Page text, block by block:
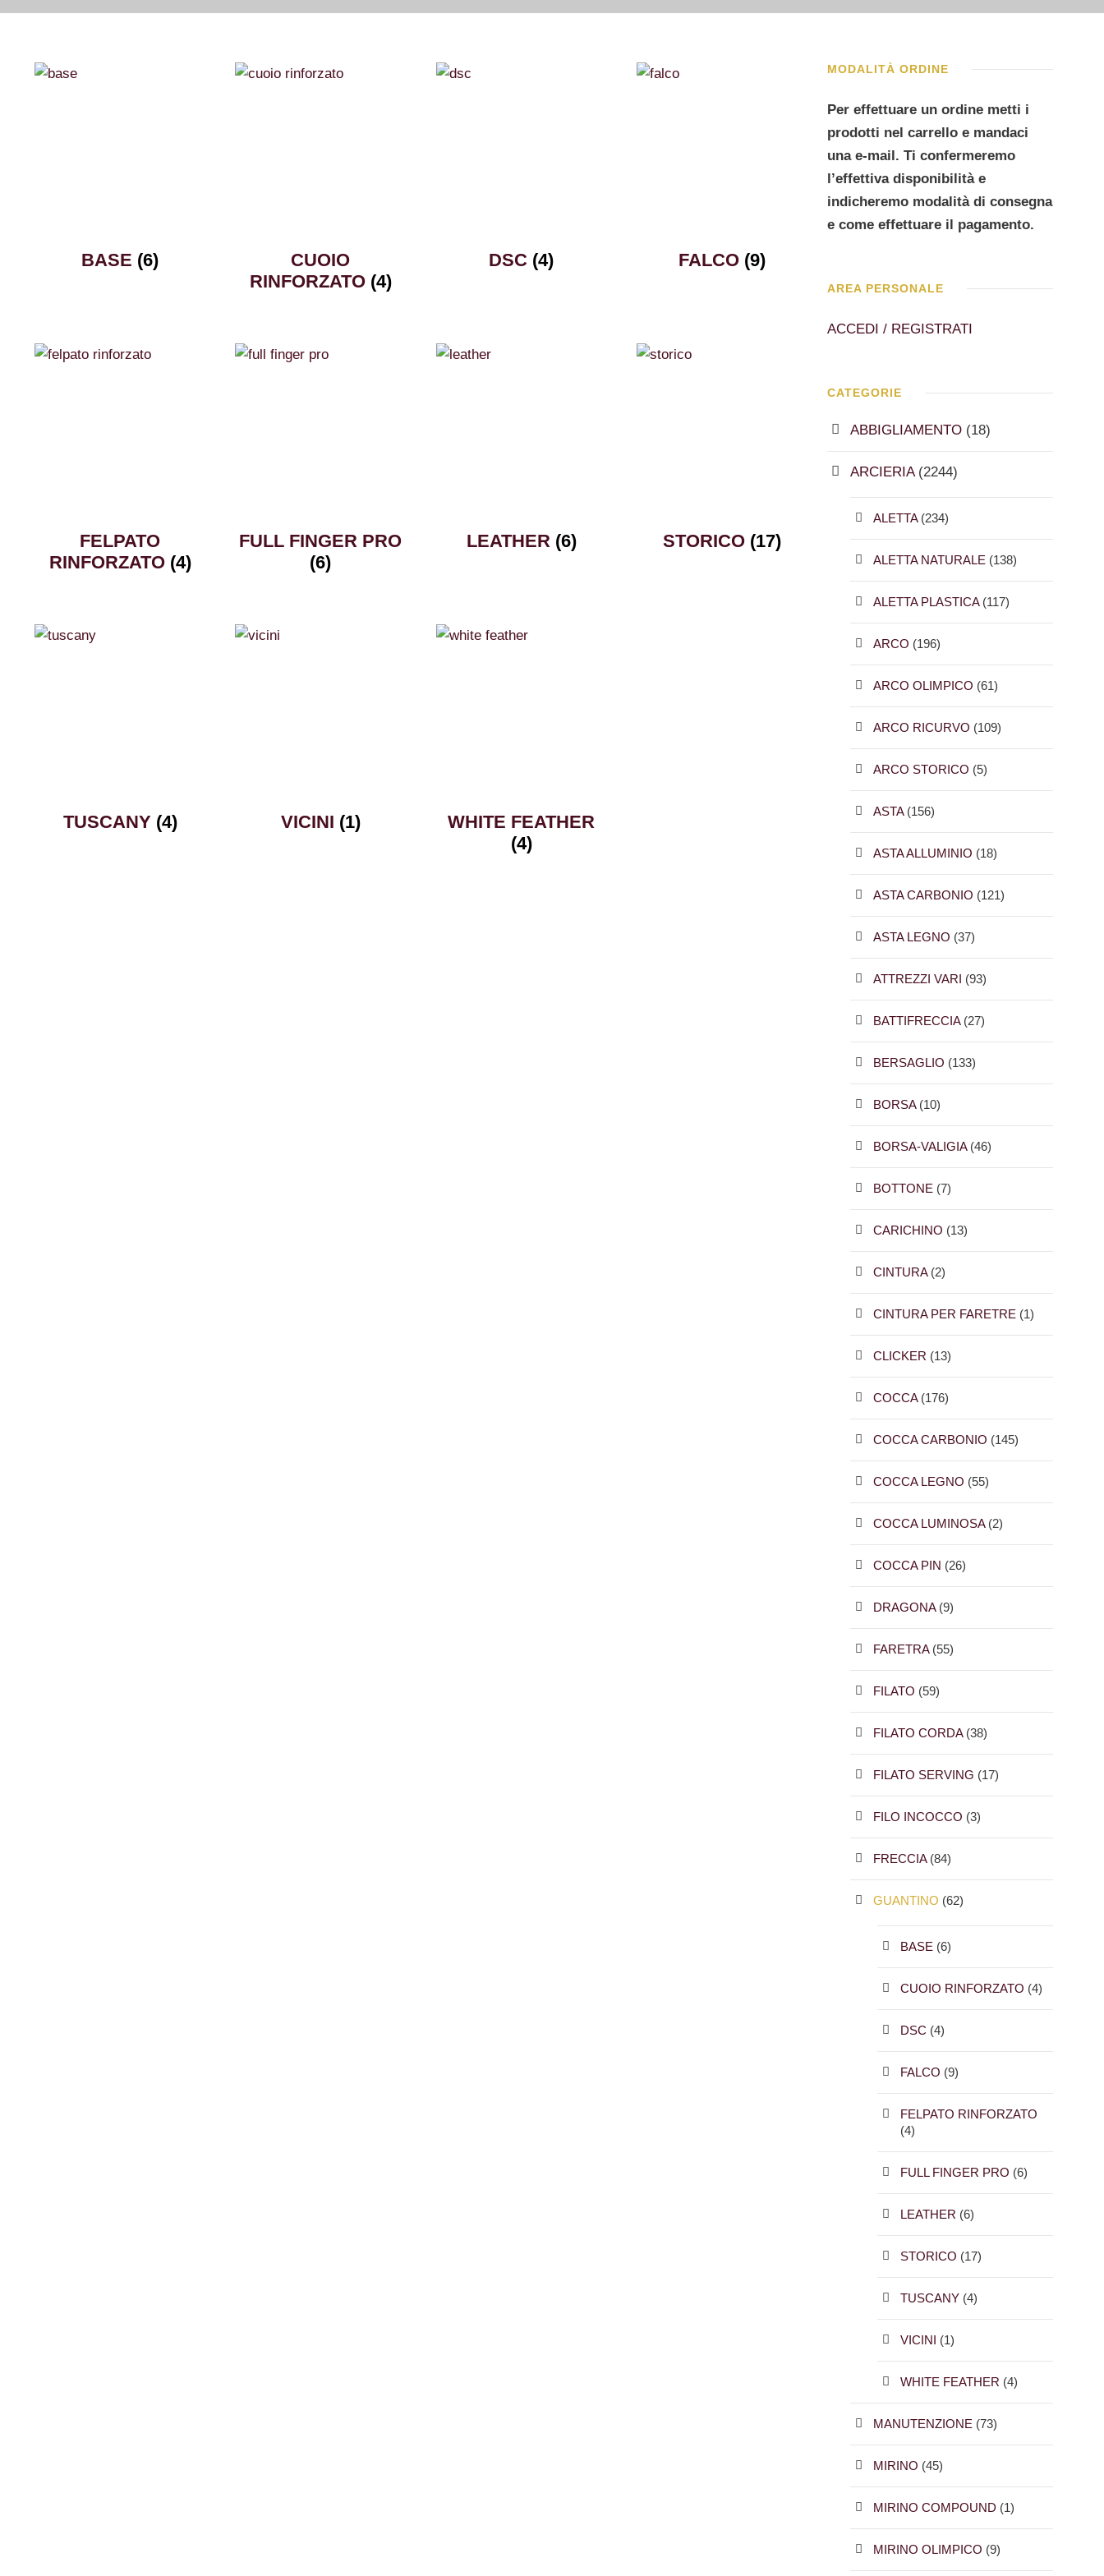
BASE (6)
CUOIO
RINFORZATO (4)
DSC (4) FALCO (9)
FELPATO
RINFORZATO (4)
FULL FINGER PRO
(6)
LEATHER (6) STORICO (17)
TUSCANY (4) VICINI (1)
WHITE FEATHER
(4)
MODALITÀ ORDINE
Per effettuare un ordine metti i
prodotti nel carrello e mandaci
una e-mail. Ti confermeremo
l’effettiva disponibilità e
indicheremo modalità di consegna
e come effettuare il pagamento.
AREA PERSONALE
ACCEDI / REGISTRATI
CATEGORIE
ABBIGLIAMENTO (18)
ARCIERIA (2244)
ALETTA (234)
ALETTA NATURALE (138)
ALETTA PLASTICA (117)
ARCO (196)
ARCO OLIMPICO (61)
ARCO RICURVO (109)
ARCO STORICO (5)
ASTA (156)
ASTA ALLUMINIO (18)
ASTA CARBONIO (121)
ASTA LEGNO (37)
ATTREZZI VARI (93)
BATTIFRECCIA (27)
BERSAGLIO (133)
BORSA (10)
BORSA-VALIGIA (46)
BOTTONE (7)
CARICHINO (13)
CINTURA (2)
CINTURA PER FARETRE (1)
CLICKER (13)
COCCA (176)
COCCA CARBONIO (145)
COCCA LEGNO (55)
COCCA LUMINOSA (2)
COCCA PIN (26)
DRAGONA (9)
FARETRA (55)
FILATO (59)
FILATO CORDA (38)
FILATO SERVING (17)
FILO INCOCCO (3)
FRECCIA (84)
GUANTINO (62)
BASE (6)
CUOIO RINFORZATO (4)
DSC (4)
FALCO (9)
FELPATO RINFORZATO
(4)
FULL FINGER PRO (6)
LEATHER (6)
STORICO (17)
TUSCANY (4)
VICINI (1)
WHITE FEATHER (4)
MANUTENZIONE (73)
MIRINO (45)
MIRINO COMPOUND (1)
MIRINO OLIMPICO (9)